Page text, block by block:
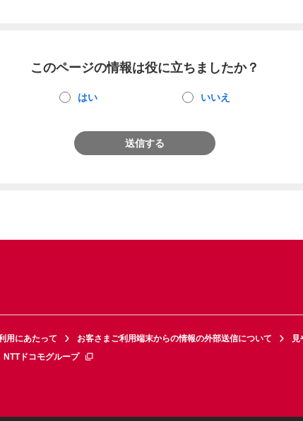
このページの情報は役に立ちましたか？
はい いいえ
送信する
用にあたって お客さまご利用端末からの情報の外部送信について
見
NTTドコモグループ